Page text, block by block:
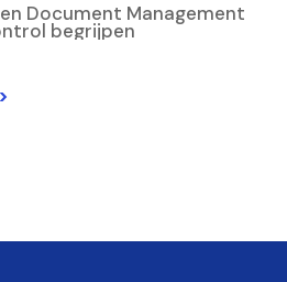
Document Management
begrijpen